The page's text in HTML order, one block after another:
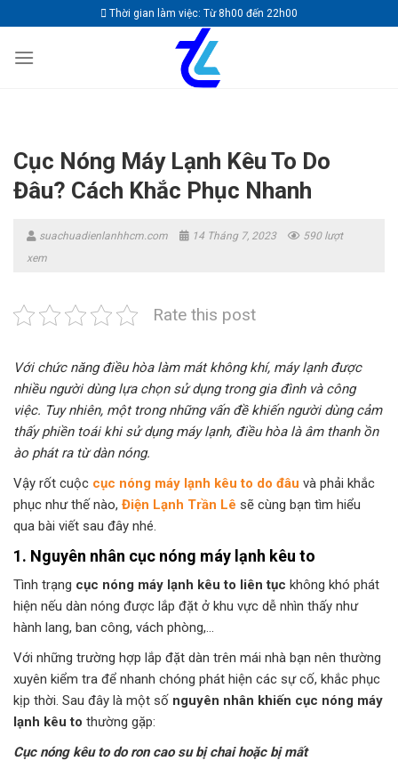
to
content
Thời gian làm việc: Từ 8h00 đến 22h00
Cục Nóng Máy Lạnh Kêu To Do
Đâu? Cách Khắc Phục Nhanh
suachuadienlanhhcm.com 14 Tháng 7, 2023
590 lượt
xem
Rate this post
Với chức năng điều hòa làm mát không khí, máy lạnh được
nhiều người dùng lựa chọn sử dụng trong gia đình và công
việc. Tuy nhiên, một trong những vấn đề khiến người dùng cảm
thấy phiền toái khi sử dụng máy lạnh, điều hòa là âm thanh ồn
ào phát ra từ dàn nóng.
Vậy rốt cuộc cục nóng máy lạnh kêu to do đâu và phải khắc
phục như thế nào, Điện Lạnh Trần Lê sẽ cùng bạn tìm hiểu
qua bài viết sau đây nhé.
1. Nguyên nhân cục nóng máy lạnh kêu to
Tình trạng cục nóng máy lạnh kêu to liên tục không khó phát
hiện nếu dàn nóng được lắp đặt ở khu vực dễ nhìn thấy như
hành lang, ban công, vách phòng,…
Với những trường hợp lắp đặt dàn trên mái nhà bạn nên thường
xuyên kiểm tra để nhanh chóng phát hiện các sự cố, khắc phục
kịp thời. Sau đây là một số nguyên nhân khiến cục nóng máy
lạnh kêu to thường gặp:
Cục nóng kêu to do ron cao su bị chai hoặc bị mất